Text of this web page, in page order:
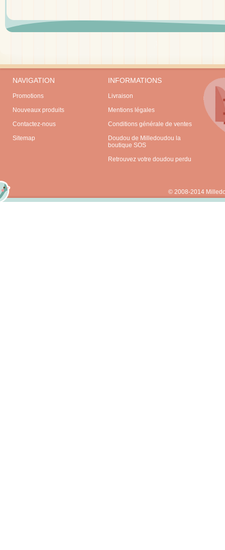
NAVIGATION
Promotions
Nouveaux produits
Contactez-nous
Sitemap
INFORMATIONS
Livraison
Mentions légales
Conditions générale de ventes
Doudou de Milledoudou la
boutique SOS
Retrouvez votre doudou perdu
© 2008-2014